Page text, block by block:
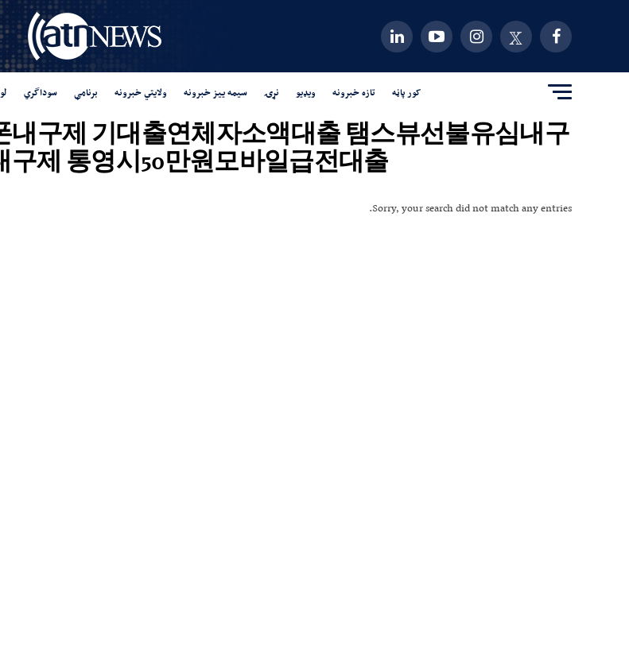
کور پاڼه تازه خبرونه ویډیو نړۍ سیمه ییز خبرونه ولایتي خبرونه برنامې سوداگري
폰내구제 기대출연체자소액대출 탬스뷰선불유심내구
제 통영시50만원모바일급전대출"
Sorry, your search did not match any entries.